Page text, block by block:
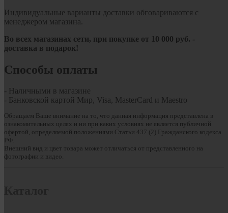
Индивидуальные варианты доставки обговариваются с
менеджером магазина.
Во всех магазинах сети, при покупке от 10 000 руб. -
доставка в подарок!
Способы оплаты
- Наличными в магазине
- Банковской картой Мир, Visa, MasterCard и Maestro
Обращаем Ваше внимание на то, что данная информация представлена в
ознакомительных целях и ни при каких условиях не является публичной
офертой, определяемой положениями Статьи 437 (2) Гражданского кодекса
РФ.
Внешний вид и цвет товара может отличаться от представленного на
фотографии и видео.